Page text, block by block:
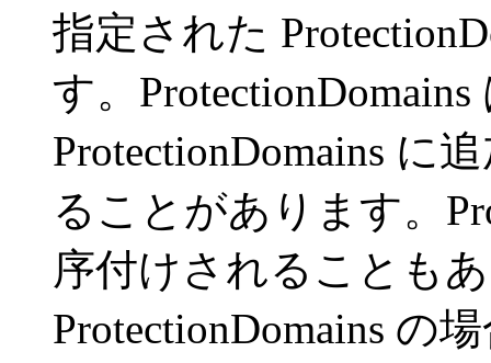
指定された
す。
ProtectionDomains に
ることがあります。
序付けされることも
ProtectionDomains の